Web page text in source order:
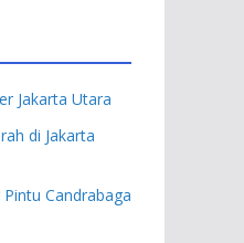
Jakarta Utara
di Jakarta
Candrabaga